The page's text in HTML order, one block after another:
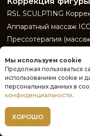
Мы используем cookie
Продолжая пользоваться
использованием cookie и
персональных данных в
конфиденциальности.
ХОРОШО